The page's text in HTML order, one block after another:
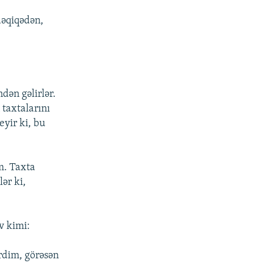
gəlirlər.
ki, bu
Taxta
ki,
kimi:
görəsən